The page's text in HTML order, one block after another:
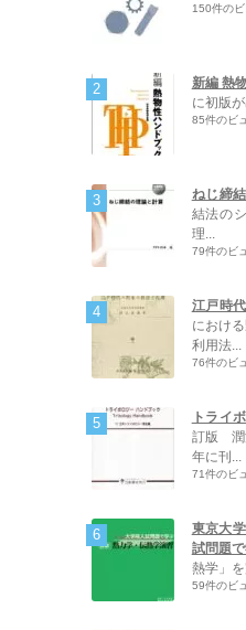
150件のビ
新編 熱
に初版
85件のビ
ねじ締
結法の
理...
79件のビ
江戸時
におけ
利用法...
76件のビ
トライ
訂版 潤
年に刊...
71件のビ
東京大
試問題
熱学」を
59件のビ